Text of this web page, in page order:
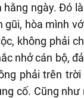
ngày. Đó
gũi, hòa mình
không phải
nhở cán bộ,
phải trên
cố. Cũng